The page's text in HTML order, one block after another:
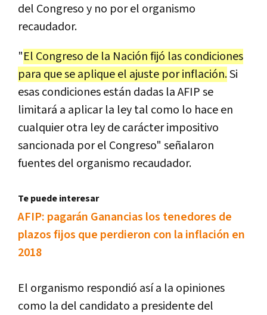
del Congreso y no por el organismo
recaudador.
"El Congreso de la Nación fijó las condiciones
para que se aplique el ajuste por inflación.Si
esas condiciones están dadas la AFIP se
limitará a aplicar la ley tal como lo hace en
cualquier otra ley de carácter impositivo
sancionada por el Congreso" señalaron
fuentes del organismo recaudador.
Te puede interesar
AFIP: pagarán Ganancias los tenedores de
plazos fijos que perdieron con la inflación en
2018
El organismo respondió así a la opiniones
como la del candidato a presidente del